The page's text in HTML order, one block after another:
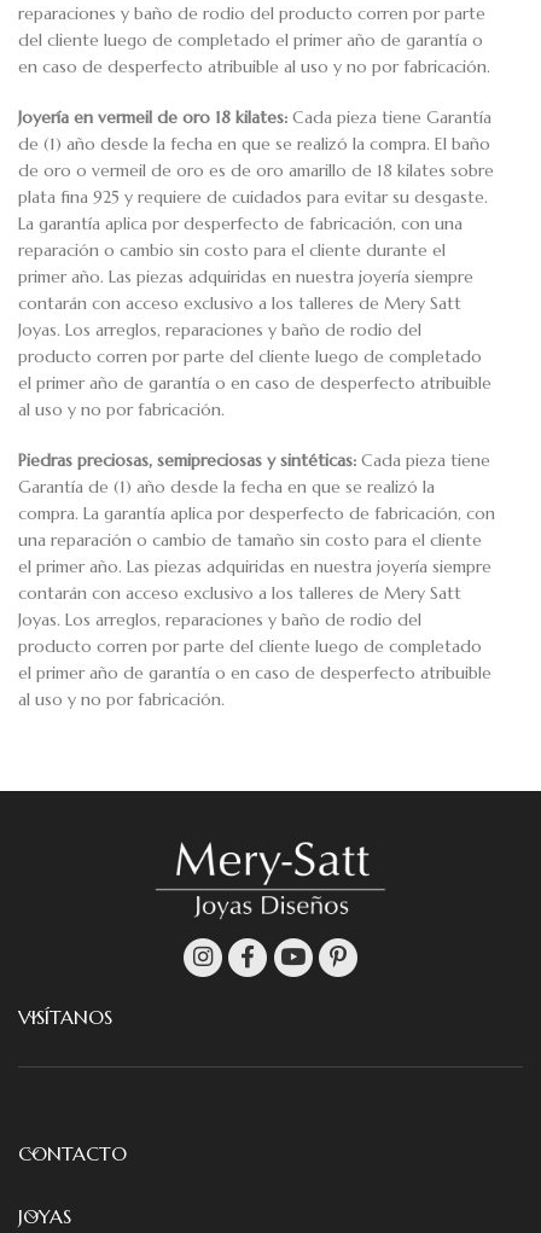
reparaciones y baño de rodio del producto corren por parte
del cliente luego de completado el primer año de garantía o
en caso de desperfecto atribuible al uso y no por fabricación.
Joyería en vermeil de oro 18 kilates: Cada pieza tiene Garantía
de (1) año desde la fecha en que se realizó la compra. El baño
de oro o vermeil de oro es de oro amarillo de 18 kilates sobre
plata fina 925 y requiere de cuidados para evitar su desgaste.
La garantía aplica por desperfecto de fabricación, con una
reparación o cambio sin costo para el cliente durante el
primer año. Las piezas adquiridas en nuestra joyería siempre
contarán con acceso exclusivo a los talleres de Mery Satt
Joyas. Los arreglos, reparaciones y baño de rodio del
producto corren por parte del cliente luego de completado
el primer año de garantía o en caso de desperfecto atribuible
al uso y no por fabricación.
Piedras preciosas, semipreciosas y sintéticas: Cada pieza tiene
Garantía de (1) año desde la fecha en que se realizó la
compra. La garantía aplica por desperfecto de fabricación, con
una reparación o cambio de tamaño sin costo para el cliente
el primer año. Las piezas adquiridas en nuestra joyería siempre
contarán con acceso exclusivo a los talleres de Mery Satt
Joyas. Los arreglos, reparaciones y baño de rodio del
producto corren por parte del cliente luego de completado
el primer año de garantía o en caso de desperfecto atribuible
al uso y no por fabricación.
VISÍTANOS
CONTACTO
JOYAS